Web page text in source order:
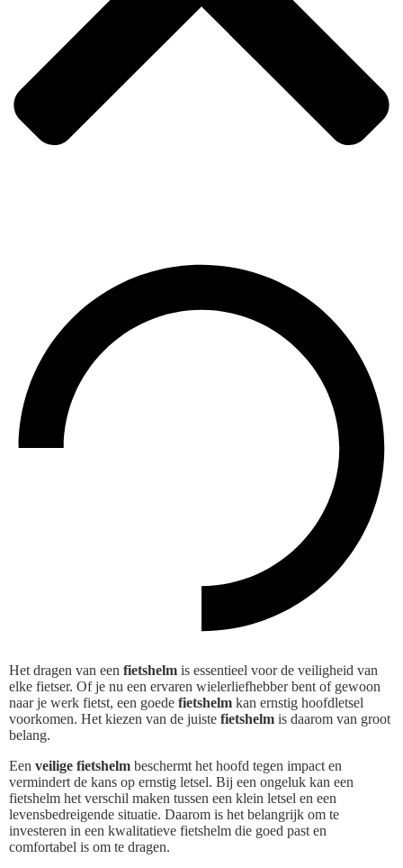
Het dragen van een fietshelm is essentieel voor de veiligheid van
elke fietser. Of je nu een ervaren wielerliefhebber bent of gewoon
naar je werk fietst, een goede fietshelm kan ernstig hoofdletsel
voorkomen. Het kiezen van de juiste fietshelm is daarom van groot
belang.
Een veilige fietshelm beschermt het hoofd tegen impact en
vermindert de kans op ernstig letsel. Bij een ongeluk kan een
fietshelm het verschil maken tussen een klein letsel en een
levensbedreigende situatie. Daarom is het belangrijk om te
investeren in een kwalitatieve fietshelm die goed past en
comfortabel is om te dragen.